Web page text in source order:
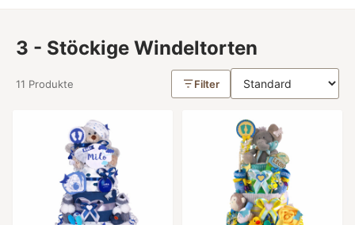
3 - Stöckige Windeltorten
11 Produkte Filter